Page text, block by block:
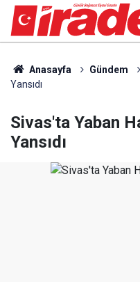
Anasayfa Gündem
Yansıdı
Sivas'ta Yaban
Yansıdı